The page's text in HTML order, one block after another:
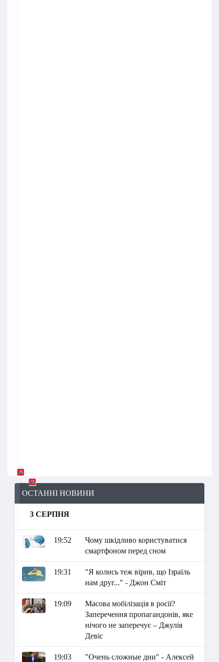
ОСТАННІ НОВИНИ
3 СЕРПНЯ
19:52
Чому шкідливо користуватися
смартфоном перед сном
19:31
"Я колись теж вірив, що Ізраїль
нам друг..." - Джон Сміт
19:09
Масова мобілізація в росії?
Заперечення пропагандонів, яке
нічого не заперечує – Джулія
Девіс
19:03
"Очень сложные дни" - Алексей